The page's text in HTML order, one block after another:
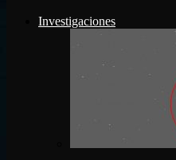
Investigaciones